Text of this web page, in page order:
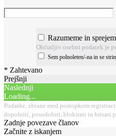
Razumeme in
Občutljiv osebni podatek je
Sem polnoleten/-na in se
* Zahtevano
Prejšnji
Naslednji
Loading...
Podatke, zbrane med postopkom
dopolniti, posodobiti, blokirati in brisati
Zadnje povezave članov
Začnite z iskanjem